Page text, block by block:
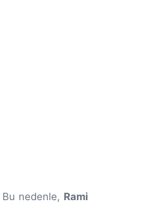
nedenle, Rami